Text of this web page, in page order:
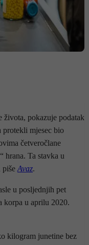
života, pokazuje podatak
protekli mjesec bio
četveročlane
hrana. Ta stavka u
piše Avaz.
u posljednjih pet
korpa u aprilu 2020.
kilogram junetine bez